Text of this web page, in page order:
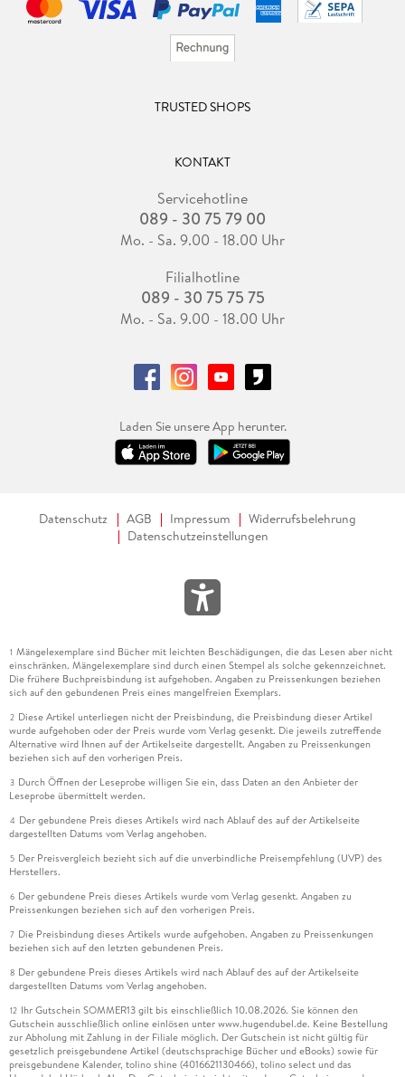
TRUSTED SHOPS
KONTAKT
Servicehotline
089 - 30 75 79 00
Mo. - Sa. 9.00 - 18.00 Uhr
Filialhotline
089 - 30 75 75 75
Mo. - Sa. 9.00 - 18.00 Uhr
Laden Sie unsere App herunter.
Datenschutz AGB Impressum
Widerrufsbelehrung
Datenschutzeinstellungen
1 Mängelexemplare sind Bücher mit leichten Beschädigungen, die das Lesen aber nicht
einschränken. Mängelexemplare sind durch einen Stempel als solche gekennzeichnet.
Die frühere Buchpreisbindung ist aufgehoben. Angaben zu Preissenkungen beziehen
sich auf den gebundenen Preis eines mangelfreien Exemplars.
2 Diese Artikel unterliegen nicht der Preisbindung, die Preisbindung dieser Artikel
wurde aufgehoben oder der Preis wurde vom Verlag gesenkt. Die jeweils zutreffende
Alternative wird Ihnen auf der Artikelseite dargestellt. Angaben zu Preissenkungen
beziehen sich auf den vorherigen Preis.
3 Durch Öffnen der Leseprobe willigen Sie ein, dass Daten an den Anbieter der
Leseprobe übermittelt werden.
4 Der gebundene Preis dieses Artikels wird nach Ablauf des auf der Artikelseite
dargestellten Datums vom Verlag angehoben.
5 Der Preisvergleich bezieht sich auf die unverbindliche Preisempfehlung (UVP) des
Herstellers.
6 Der gebundene Preis dieses Artikels wurde vom Verlag gesenkt. Angaben zu
Preissenkungen beziehen sich auf den vorherigen Preis.
7 Die Preisbindung dieses Artikels wurde aufgehoben. Angaben zu Preissenkungen
beziehen sich auf den letzten gebundenen Preis.
8 Der gebundene Preis dieses Artikels wird nach Ablauf des auf der Artikelseite
dargestellten Datums vom Verlag angehoben.
12 Ihr Gutschein SOMMER13 gilt bis einschließlich 10.08.2026. Sie können den
Gutschein ausschließlich online einlösen unter www.hugendubel.de. Keine Bestellung
zur Abholung mit Zahlung in der Filiale möglich. Der Gutschein ist nicht gültig für
gesetzlich preisgebundene Artikel (deutschsprachige Bücher und eBooks) sowie für
preisgebundene Kalender, tolino shine (4016621130466), tolino select und das